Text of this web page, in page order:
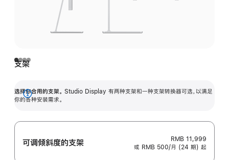
支架
选择你合用的支架。 Studio Display 有两种支架和一种支架转换器可选，以满足
你的各种安装需求。
展
可调倾斜度的支架
RMB 11,999
或 RMB 500/月 (24 期) 起